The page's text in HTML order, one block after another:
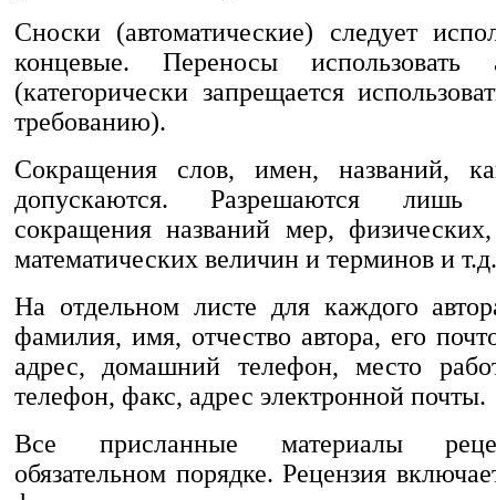
Сноски (автоматические) следует
концевые. Переносы использовать
(категорически запрещается
требованию).
Сокращения слов, имен, названий,
допускаются. Разрешаются лишь
сокращения названий мер,
математических величин и терминов и т.д.
На отдельном листе для каждого
фамилия, имя, отчество автора, его
адрес, домашний телефон, место
телефон, факс, адрес электронной почты.
Все присланные материалы
обязательном порядке. Рецензия